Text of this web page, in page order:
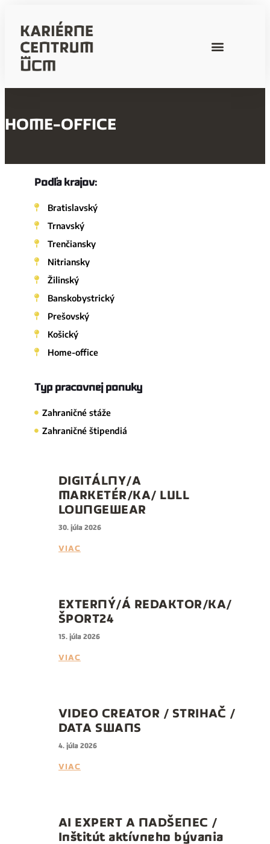
HOME-OFFICE
Podľa krajov:
Bratislavský
Trnavský
Trenčiansky
Nitriansky
Žilinský
Banskobystrický
Prešovský
Košický
Home-office
Typ pracovnej ponuky
Zahraničné stáže
Zahraničné štipendiá
DIGITÁLNY/A
MARKETÉR/KA/ LULL
LOUNGEWEAR
30. júla 2026
VIAC
EXTERNÝ/Á REDAKTOR/KA/
ŠPORT24
15. júla 2026
VIAC
VIDEO CREATOR / STRIHAČ /
DATA SWANS
4. júla 2026
VIAC
AI EXPERT A NADŠENEC /
Inštitút aktívneho bývania